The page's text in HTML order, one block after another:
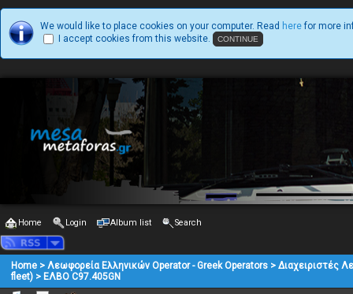
We would like to place cookies on your computer. Read here for more
I accept cookies from this website.
Home Login Album list Search
Home > Λεωφορεία Ελληνικών Operator - Greek Operators > Διαχειριστές
fleet) > ΕΛΒΟ C97.405GN